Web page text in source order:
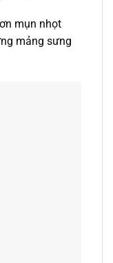
mụn nhọt
mảng sưng